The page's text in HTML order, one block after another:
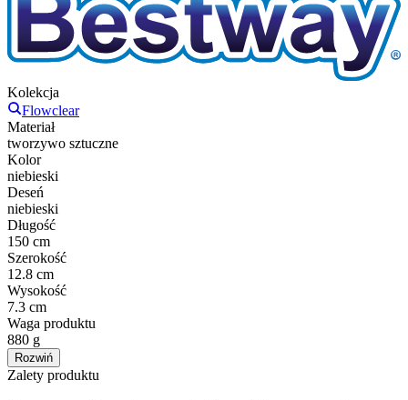
Kolekcja
Flowclear
Materiał
tworzywo sztuczne
Kolor
niebieski
Deseń
niebieski
Długość
150 cm
Szerokość
12.8 cm
Wysokość
7.3 cm
Waga produktu
880 g
Rozwiń
Zalety produktu